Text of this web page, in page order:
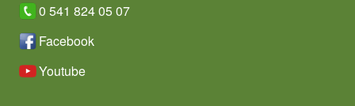
0 541 824 05 07
Facebook
Youtube